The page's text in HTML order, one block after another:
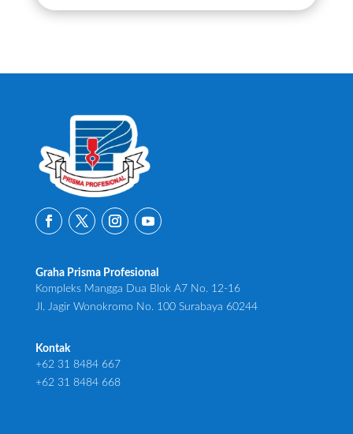
Graha Prisma Profesional
Kompleks Mangga Dua Blok A7 No. 12-16
Jl. Jagir Wonokromo No. 100 Surabaya 60244
Kontak
+62 31 8484 667
+62 31 8484 668